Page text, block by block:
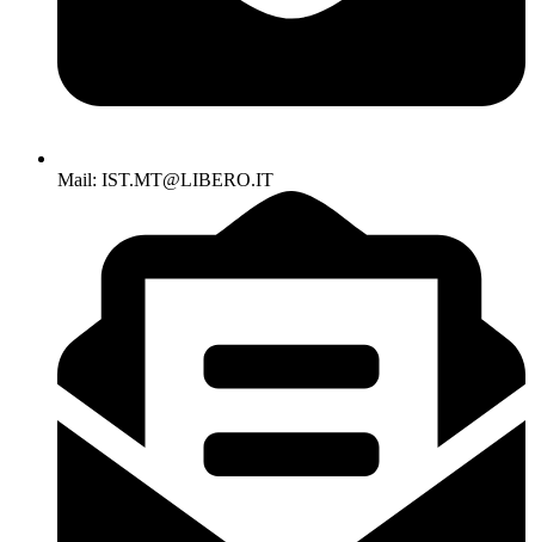
Mail: IST.MT@LIBERO.IT